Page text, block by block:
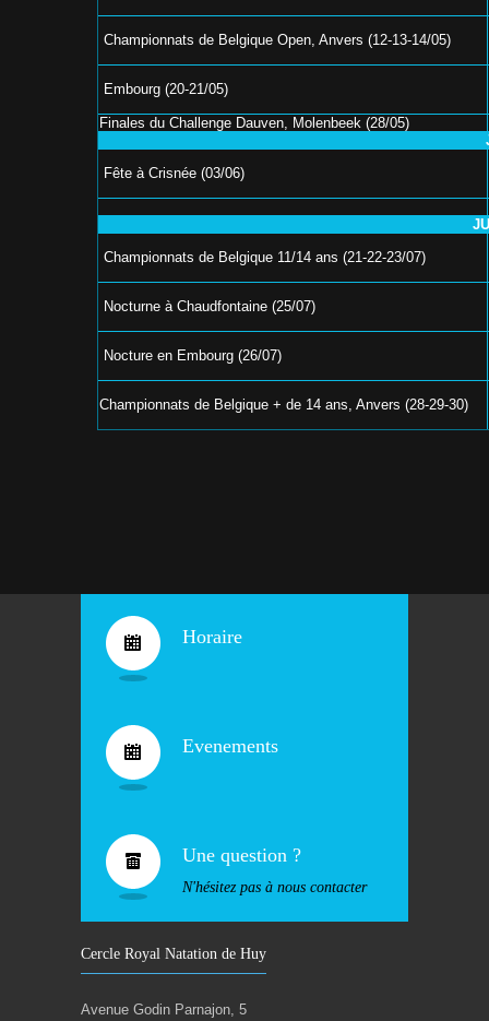
Championnats de Belgique Open, Anvers (12-13-14/05)
Embourg (20-21/05)
Finales du Challenge Dauven, Molenbeek (28/05)
Fête à Crisnée (03/06)
Championnats de Belgique 11/14 ans (21-22-23/07)
Nocturne à Chaudfontaine (25/07)
Nocture en Embourg (26/07)
Championnats de Belgique + de 14 ans, Anvers (28-29-30)
Horaire
Evenements
Une question ?
N'hésitez pas à nous contacter
Cercle Royal Natation de Huy
Avenue Godin Parnajon, 5